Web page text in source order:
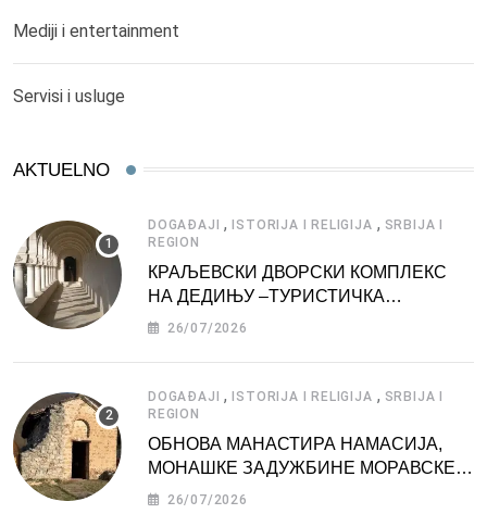
Mediji i entertainment
Servisi i usluge
AKTUELNO
DOGAĐAJI ,ISTORIJA I RELIGIJA , SRBIJA I
REGION
КРАЉЕВСКИ ДВОРСКИ КОМПЛЕКС
НА ДЕДИЊУ –ТУРИСТИЧКА
АТРАКЦИЈА
26/07/2026
DOGAĐAJI ,ISTORIJA I RELIGIJA , SRBIJA I
REGION
ОБНОВА МАНАСТИРА НАМАСИЈА,
МОНАШКЕ ЗАДУЖБИНЕ МОРАВСКЕ
СРБИЈЕ
26/07/2026